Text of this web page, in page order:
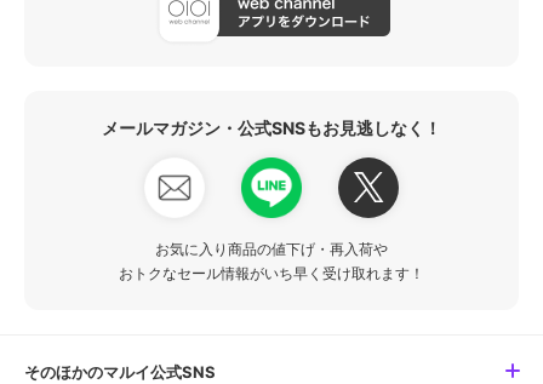
メールマガジン・公式SNSもお見逃しなく！
お気に入り商品の値下げ・再入荷や
おトクなセール情報がいち早く受け取れます！
そのほかのマルイ公式SNS